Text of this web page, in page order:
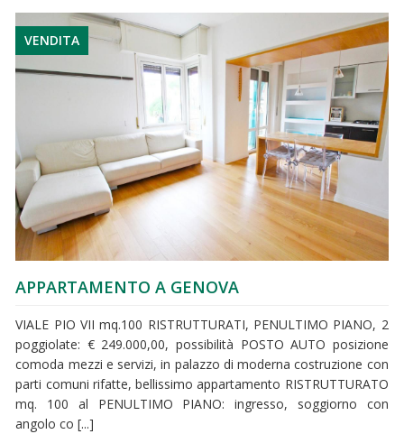
VENDITA
APPARTAMENTO A GENOVA
VIALE PIO VII mq.100 RISTRUTTURATI, PENULTIMO PIANO, 2
poggiolate: € 249.000,00, possibilità POSTO AUTO posizione
comoda mezzi e servizi, in palazzo di moderna costruzione con
parti comuni rifatte, bellissimo appartamento RISTRUTTURATO
mq. 100 al PENULTIMO PIANO: ingresso, soggiorno con
angolo co [...]